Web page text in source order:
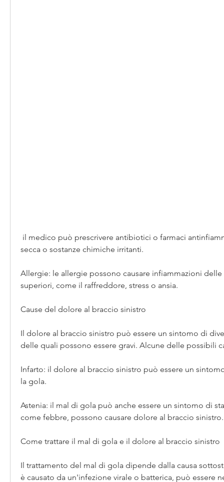
secca o sostanze chimiche irritanti.
Allergie: le allergie possono causare infiammazioni
superiori, come il raffreddore, stress o ansia.
Cause del dolore al braccio sinistro
Il dolore al braccio sinistro può essere un sintomo di
delle quali possono essere gravi. Alcune delle possibili
Infarto: il dolore al braccio sinistro può essere un
la gola.
Astenia: il mal di gola può anche essere un sintomo di
come febbre, possono causare dolore al braccio sinistro.
Come trattare il mal di gola e il dolore al braccio sinistro
Il trattamento del mal di gola dipende dalla causa
è causato da un'infezione virale o batterica, può essere